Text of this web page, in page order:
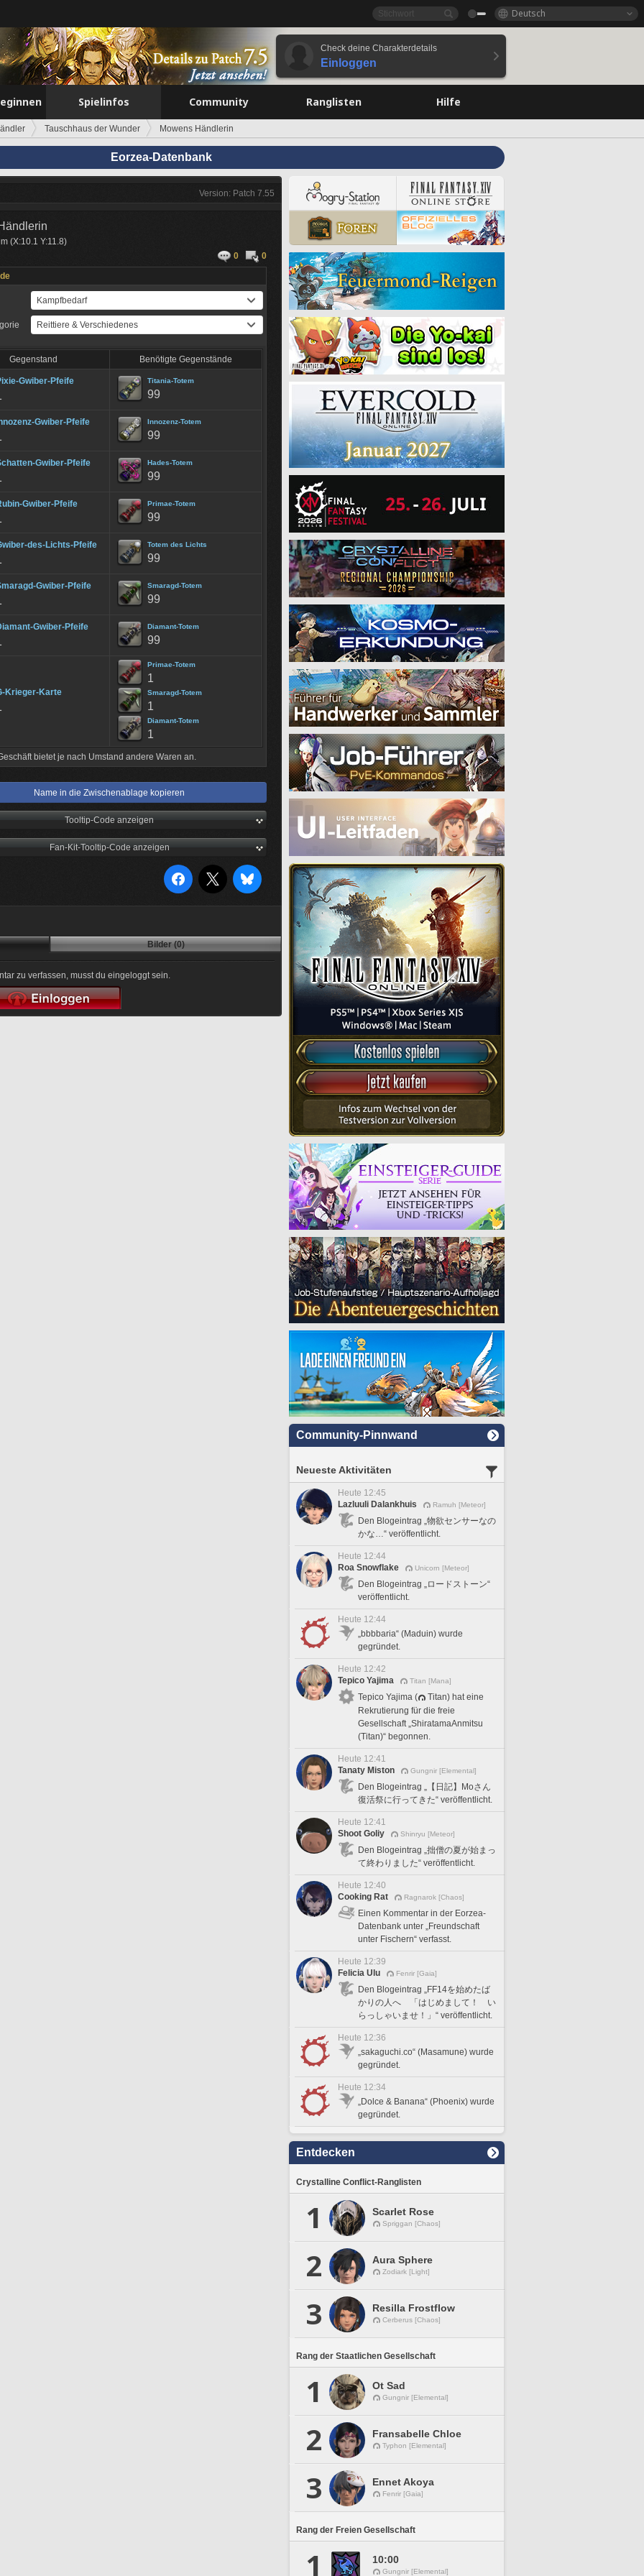
Deutsch
Check deine Charakterdetails
Einloggen
Spielinfos Community Ranglisten Hilfe
Tauschhaus der Wunder Mowens Händlerin
Eorzea-Datenbank
Version: Patch 7.55
(X:10.1 Y:11.8)
0
0
Gegenstand Benötigte Gegenstände
Gwiber-Pfeife Titania-Totem
99
Gwiber-Pfeife Innozenz-Totem
99
Gwiber-Pfeife Hades-Totem
99
Gwiber-Pfeife Primae-Totem
99
des-Lichts-Pfeife Totem des Lichts
99
Gwiber-Pfeife Smaragd-Totem
99
Gwiber-Pfeife Diamant-Totem
99
Krieger-Karte
Primae-Totem
1
Smaragd-Totem
1
Diamant-Totem
1
bietet je nach Umstand andere Waren an.
Name in die Zwischenablage kopieren
Tooltip-Code anzeigen
Fan-Kit-Tooltip-Code anzeigen
Bilder (0)
zu verfassen, musst du eingeloggt sein.
Community-Pinnwand
Neueste Aktivitäten
Heute 12:45
Lazluuli Dalankhuis
Ramuh [Meteor]
Den Blogeintrag „物欲センサーなの
かな…“ veröffentlicht.
Heute 12:44
Roa Snowflake
Unicorn [Meteor]
Den Blogeintrag „ロードストーン“
veröffentlicht.
Heute 12:44
„bbbbaria“ (Maduin) wurde
gegründet.
Heute 12:42
Tepico Yajima
Titan [Mana]
Tepico Yajima (
Titan) hat eine
Rekrutierung für die freie
Gesellschaft „ShiratamaAnmitsu
(Titan)“ begonnen.
Heute 12:41
Tanaty Miston
Gungnir [Elemental]
Den Blogeintrag „【日記】Moさん
復活祭に行ってきた“ veröffentlicht.
Heute 12:41
Shoot Goliy
Shinryu [Meteor]
Den Blogeintrag „拙僧の夏が始まっ
て終わりました“ veröffentlicht.
Heute 12:40
Cooking Rat
Ragnarok [Chaos]
Einen Kommentar in der Eorzea-
Datenbank unter „Freundschaft
unter Fischern“ verfasst.
Heute 12:39
Felicia Ulu
Fenrir [Gaia]
Den Blogeintrag „FF14を始めたば
かりの人へ 「はじめまして！ い
らっしゃいませ！」“ veröffentlicht.
Heute 12:36
„sakaguchi.co“ (Masamune) wurde
gegründet.
Heute 12:34
„Dolce & Banana“ (Phoenix) wurde
gegründet.
Entdecken
Crystalline Conflict-Ranglisten
1 Scarlet Rose
Spriggan [Chaos]
2 Aura Sphere
Zodiark [Light]
3 Resilla Frostflow
Cerberus [Chaos]
Rang der Staatlichen Gesellschaft
1 Ot Sad
Gungnir [Elemental]
2 Fransabelle Chloe
Typhon [Elemental]
3 Ennet Akoya
Fenrir [Gaia]
Rang der Freien Gesellschaft
1 10:00
Gungnir [Elemental]